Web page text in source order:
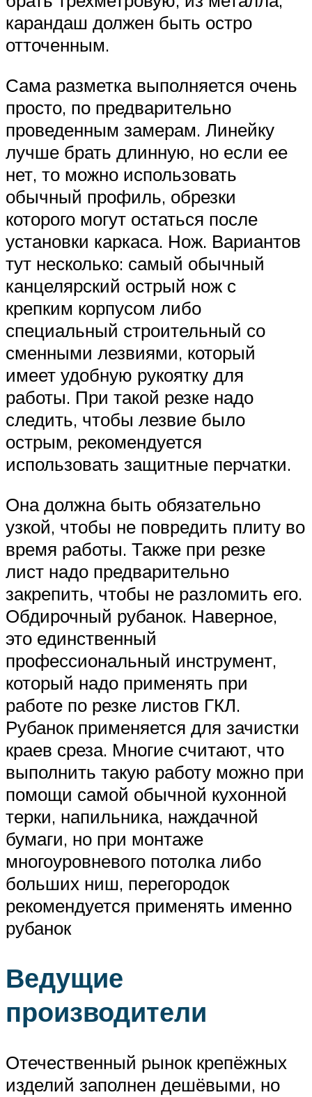
карандаш должен быть остро
отточенным.
Сама разметка выполняется очень
просто, по предварительно
проведенным замерам. Линейку
лучше брать длинную, но если ее
нет, то можно использовать
обычный профиль, обрезки
которого могут остаться после
установки каркаса. Нож. Вариантов
тут несколько: самый обычный
канцелярский острый нож с
крепким корпусом либо
специальный строительный со
сменными лезвиями, который
имеет удобную рукоятку для
работы. При такой резке надо
следить, чтобы лезвие было
острым, рекомендуется
использовать защитные перчатки.
Она должна быть обязательно
узкой, чтобы не повредить плиту во
время работы. Также при резке
лист надо предварительно
закрепить, чтобы не разломить его.
Обдирочный рубанок. Наверное,
это единственный
профессиональный инструмент,
который надо применять при
работе по резке листов ГКЛ.
Рубанок применяется для зачистки
краев среза. Многие считают, что
выполнить такую работу можно при
помощи самой обычной кухонной
терки, напильника, наждачной
бумаги, но при монтаже
многоуровневого потолка либо
больших ниш, перегородок
рекомендуется применять именно
рубанок
Ведущие
производители
Отечественный рынок крепёжных
изделий заполнен дешёвыми, но